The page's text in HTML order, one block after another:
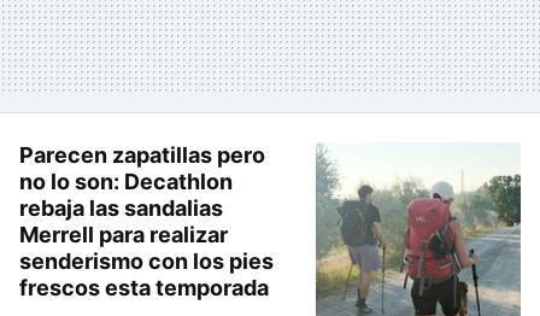
Parecen zapatillas pero
no lo son: Decathlon
rebaja las sandalias
Merrell para realizar
senderismo con los pies
frescos esta temporada